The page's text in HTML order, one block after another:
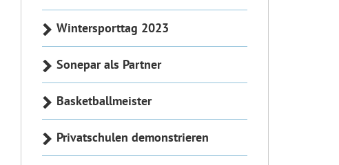
Wintersporttag 2023
Sonepar als Partner
Basketballmeister
Privatschulen demonstrieren